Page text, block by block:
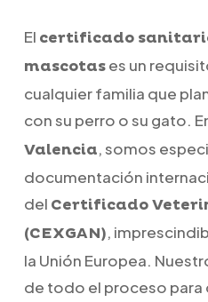
El certificado
mascotases un
cualquier familia que
con su perro o su gato.
Valencia, somos
documentación
del Certificado
(CEXGAN),
la Unión Europea.
de todo el proceso para